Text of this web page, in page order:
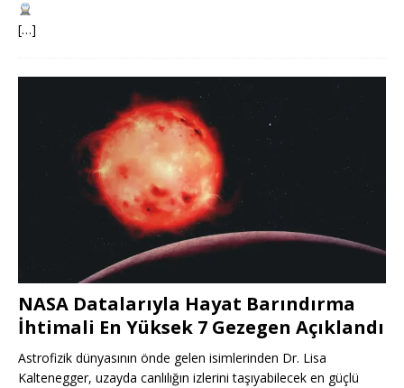
[…]
NASA Datalarıyla Hayat Barındırma
İhtimali En Yüksek 7 Gezegen Açıklandı
Astrofizik dünyasının önde gelen isimlerinden Dr. Lisa
Kaltenegger, uzayda canlılığın izlerini taşıyabilecek en güçlü